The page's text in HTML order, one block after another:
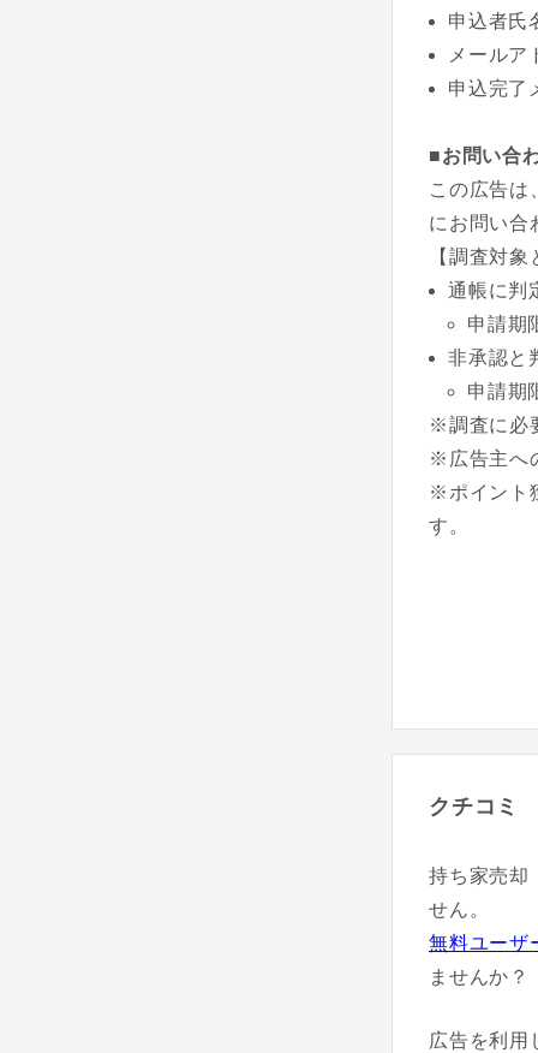
申込者氏
メールア
申込完了
■お問い合
この広告は
にお問い合
【調査対
通帳に判
申請期
非承認と
申請期
※調査に必
※広告主へ
※ポイント
す。
クチコミ
持ち家売却
せん。
無料ユーザ
ませんか？
広告を利用